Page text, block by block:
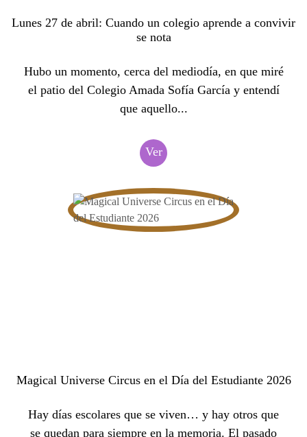
Lunes 27 de abril: Cuando un colegio aprende a convivir
se nota
Hubo un momento, cerca del mediodía, en que miré
el patio del Colegio Amada Sofía García y entendí
que aquello...
Ver
Magical Universe Circus en el Día del Estudiante 2026
Hay días escolares que se viven… y hay otros que
se quedan para siempre en la memoria. El pasado